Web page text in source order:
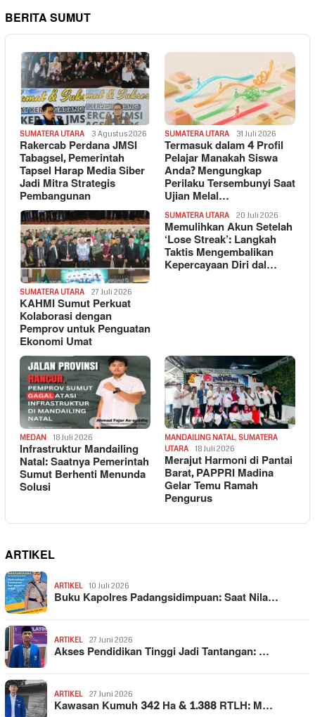
BERITA SUMUT
SUMATERA UTARA 3 Agustus 2026
Rakercab Perdana JMSI
Tabagsel, Pemerintah
Tapsel Harap Media Siber
Jadi Mitra Strategis
Pembangunan
SUMATERA UTARA 31 Juli 2026
Termasuk dalam 4 Profil
Pelajar Manakah Siswa
Anda? Mengungkap
Perilaku Tersembunyi Saat
Ujian Melal…
SUMATERA UTARA 27 Juli 2026
KAHMI Sumut Perkuat
Kolaborasi dengan
Pemprov untuk Penguatan
Ekonomi Umat
SUMATERA UTARA 20 Juli 2026
Memulihkan Akun Setelah
‘Lose Streak’: Langkah
Taktis Mengembalikan
Kepercayaan Diri dal…
MEDAN 18 Juli 2026
Infrastruktur Mandailing
Natal: Saatnya Pemerintah
Sumut Berhenti Menunda
Solusi
MANDAILING NATAL, SUMATERA
UTARA
18 Juli 2026
Merajut Harmoni di Pantai
Barat, PAPPRI Madina
Gelar Temu Ramah
Pengurus
ARTIKEL
ARTIKEL 10 Juli 2026
Buku Kapolres Padangsidimpuan: Saat Nila…
ARTIKEL 27 Juni 2026
Akses Pendidikan Tinggi Jadi Tantangan: …
ARTIKEL 27 Juni 2026
Kawasan Kumuh 342 Ha & 1.388 RTLH: M…